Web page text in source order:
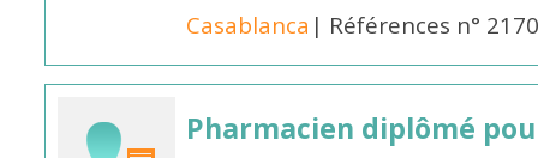
Casablanca | Références n°
Pharmacien diplômé